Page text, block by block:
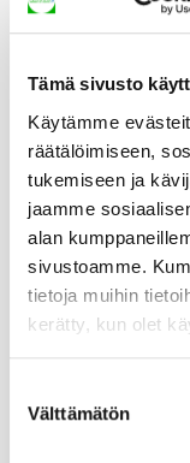
Tämä sivusto
Käytämme
räätälöimiseen,
tukemiseen ja
jaamme
alan
sivustoamme.
tietoja muihin
kerätty, kun olet
valinta
Välttämätön